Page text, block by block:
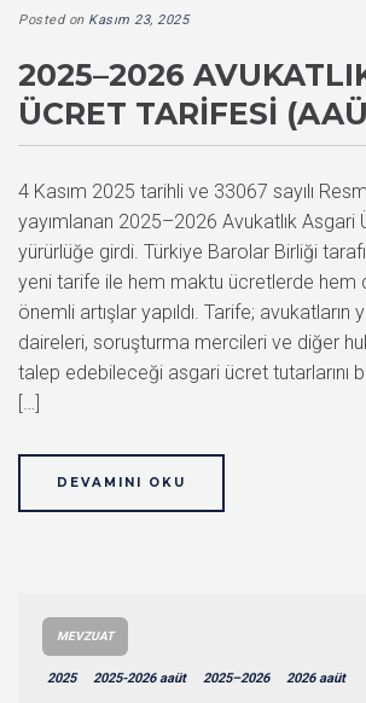
Posted on Kasım 23, 2025
2025–2026
ÜCRET TARIFESI
4 Kasım 2025 tarihli ve 33067 sayılı
yayımlanan 2025–2026 Avukatlık Asgari
yürürlüğe girdi. Türkiye Barolar Birliği
yeni tarife ile hem maktu ücretlerde hem
önemli artışlar yapıldı. Tarife; avukatların
daireleri, soruşturma mercileri ve diğer
talep edebileceği asgari ücret tutarlarını
[…]
DEVAMINI OKU
MEVZUAT
2025 2025-2026 aaüt 2025–2026 2026 aaüt